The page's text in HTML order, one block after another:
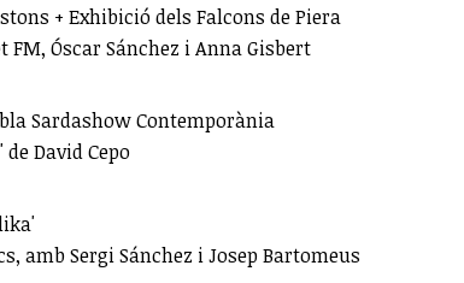
+ Exhibició dels Falcons de Piera
Óscar Sánchez i Anna Gisbert
Sardashow Contemporània
David Cepo
amb Sergi Sánchez i Josep Bartomeus